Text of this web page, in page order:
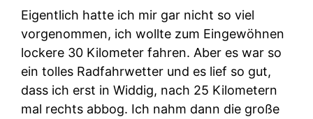
Eigentlich hatte ich mir gar nicht so viel
vorgenommen, ich wollte zum Eingewöhnen
lockere 30 Kilometer fahren. Aber es war so
ein tolles Radfahrwetter und es lief so gut,
dass ich erst in Widdig, nach 25 Kilometern
mal rechts abbog. Ich nahm dann die große